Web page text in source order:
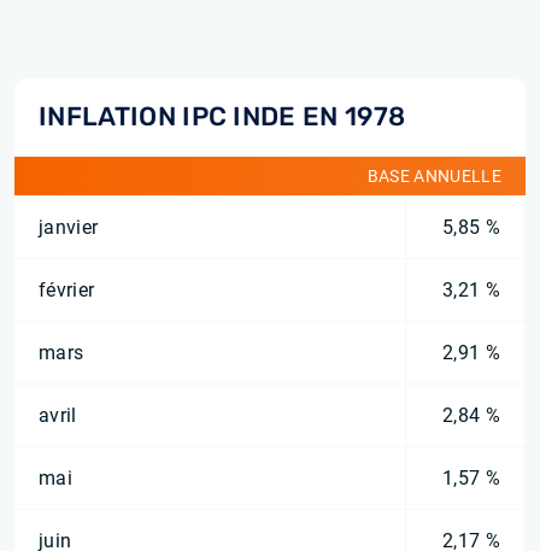
INFLATION IPC INDE EN 1978
BASE ANNUELLE
janvier 5,85 %
février 3,21 %
mars 2,91 %
avril 2,84 %
mai 1,57 %
juin 2,17 %